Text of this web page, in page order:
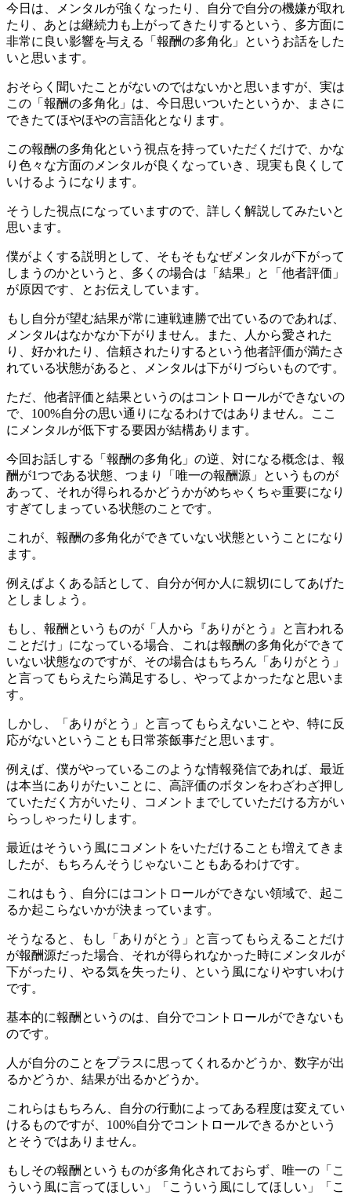
今日は、メンタルが強くなったり、自分で自分の機嫌が取れ
たり、あとは継続力も上がってきたりするという、多方面に
非常に良い影響を与える「報酬の多角化」というお話をした
いと思います。
おそらく聞いたことがないのではないかと思いますが、実は
この「報酬の多角化」は、今日思いついたというか、まさに
できたてほやほやの言語化となります。
この報酬の多角化という視点を持っていただくだけで、かな
り色々な方面のメンタルが良くなっていき、現実も良くして
いけるようになります。
そうした視点になっていますので、詳しく解説してみたいと
思います。
僕がよくする説明として、そもそもなぜメンタルが下がって
しまうのかというと、多くの場合は「結果」と「他者評価」
が原因です、とお伝えしています。
もし自分が望む結果が常に連戦連勝で出ているのであれば、
メンタルはなかなか下がりません。また、人から愛された
り、好かれたり、信頼されたりするという他者評価が満たさ
れている状態があると、メンタルは下がりづらいものです。
ただ、他者評価と結果というのはコントロールができないの
で、100%自分の思い通りになるわけではありません。ここ
にメンタルが低下する要因が結構あります。
今回お話しする「報酬の多角化」の逆、対になる概念は、報
酬が1つである状態、つまり「唯一の報酬源」というものが
あって、それが得られるかどうかがめちゃくちゃ重要になり
すぎてしまっている状態のことです。
これが、報酬の多角化ができていない状態ということになり
ます。
例えばよくある話として、自分が何か人に親切にしてあげた
としましょう。
もし、報酬というものが「人から『ありがとう』と言われる
ことだけ」になっている場合、これは報酬の多角化ができて
いない状態なのですが、その場合はもちろん「ありがとう」
と言ってもらえたら満足するし、やってよかったなと思いま
す。
しかし、「ありがとう」と言ってもらえないことや、特に反
応がないということも日常茶飯事だと思います。
例えば、僕がやっているこのような情報発信であれば、最近
は本当にありがたいことに、高評価のボタンをわざわざ押し
ていただく方がいたり、コメントまでしていただける方がい
らっしゃったりします。
最近はそういう風にコメントをいただけることも増えてきま
したが、もちろんそうじゃないこともあるわけです。
これはもう、自分にはコントロールができない領域で、起こ
るか起こらないかが決まっています。
そうなると、もし「ありがとう」と言ってもらえることだけ
が報酬源だった場合、それが得られなかった時にメンタルが
下がったり、やる気を失ったり、という風になりやすいわけ
です。
基本的に報酬というのは、自分でコントロールができないも
のです。
人が自分のことをプラスに思ってくれるかどうか、数字が出
るかどうか、結果が出るかどうか。
これらはもちろん、自分の行動によってある程度は変えてい
けるものですが、100%自分でコントロールできるかという
とそうではありません。
もしその報酬というものが多角化されておらず、唯一の「こ
ういう風に言ってほしい」「こういう風にしてほしい」「こ